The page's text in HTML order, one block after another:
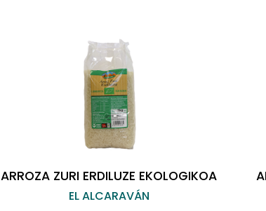
ARROZA ZURI ERDILUZE EKOLOGIKOA
EL ALCARAVÁN